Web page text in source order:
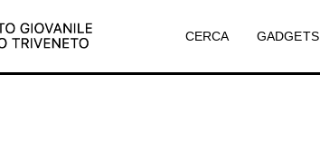
CERCA GADGETS